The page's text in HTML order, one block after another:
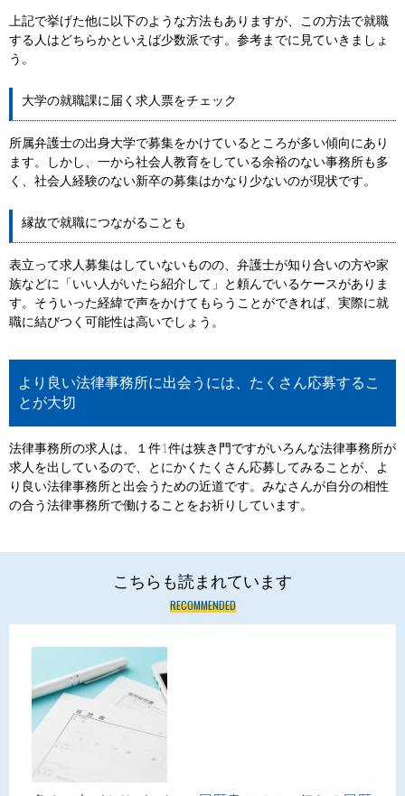
上記で挙げた他に以下のような方法もありますが、この方法で就職
する人はどちらかといえば少数派です。参考までに見ていきましょ
う。
大学の就職課に届く求人票をチェック
所属弁護士の出身大学で募集をかけているところが多い傾向にあり
ます。しかし、一から社会人教育をしている余裕のない事務所も多
く、社会人経験のない新卒の募集はかなり少ないのが現状です。
縁故で就職につながることも
表立って求人募集はしていないものの、弁護士が知り合いの方や家
族などに「いい人がいたら紹介して」と頼んでいるケースがありま
す。そういった経緯で声をかけてもらうことができれば、実際に就
職に結びつく可能性は高いでしょう。
より良い法律事務所に出会うには、たくさん応募するこ
とが大切
法律事務所の求人は、１件1件は狭き門ですがいろんな法律事務所が
求人を出しているので、とにかくたくさん応募してみることが、よ
り良い法律事務所と出会うための近道です。みなさんが自分の相性
の合う法律事務所で働けることをお祈りしています。
こちらも読まれています
RECOMMENDED